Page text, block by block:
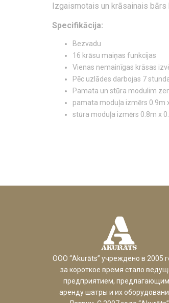
Izgaismotais un krāsainais
Specifikācija:
Bezvadu
16 krāsu maiņas funkcijas
Vienas nemainīgas krāsas
Pēc uzlādes darbojas 7
Pamata un stūra modulim
pamata moduļa izmērs 0.9m
stūra moduļa izmērs 0.8m x
ООО “Akurāts” учреждено в 2005
за короткое время стало
предприятием,
аренду шатры и их